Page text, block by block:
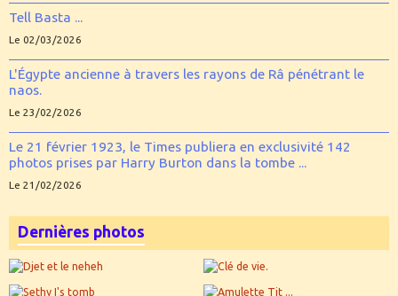
Tell Basta ...
Le 02/03/2026
L'Égypte ancienne à travers les rayons de Râ pénétrant le
naos.
Le 23/02/2026
Le 21 février 1923, le Times publiera en exclusivité 142
photos prises par Harry Burton dans la tombe ...
Le 21/02/2026
Dernières photos